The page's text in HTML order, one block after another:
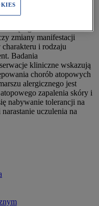
naturalną, postępującą
która może
aż do dorosłości.
zmiany manifestacji
i rodzaju
Badania
kliniczne wskazują
chorób atopowych
alergicznego jest
zapalenia skóry i
nabywanie tolerancji na
uczulenia na